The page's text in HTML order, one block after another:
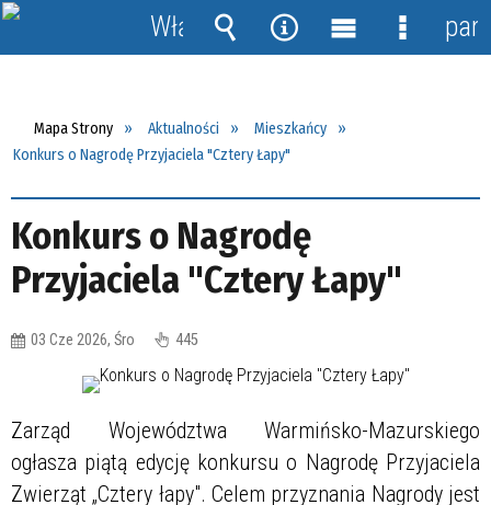
Mapa Strony Aktualności
Mieszkańcy
Konkurs o Nagrodę Przyjaciela "Cztery Łapy"
Konkurs o Nagrodę
Przyjaciela "Cztery Łapy"
03 Cze 2026, Śro 445
Zarząd Województwa Warmińsko-Mazurskiego
ogłasza piątą edycję konkursu o Nagrodę Przyjaciela
Zwierząt „Cztery łapy". Celem przyznania Nagrody jest
Włącz
powiadomienia
Wyszukiwarka
Narzędzia
MenuMenu